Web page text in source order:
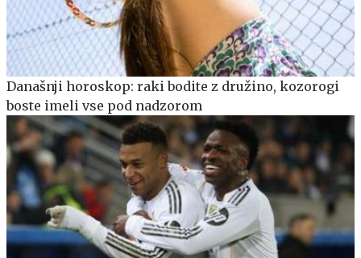
Današnji horoskop: raki bodite z družino, kozorogi
boste imeli vse pod nadzorom